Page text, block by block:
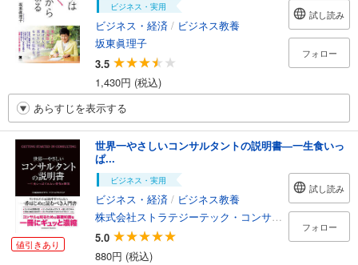
ビジネス・実用
ビジネス・経済 / ビジネス教養
坂東眞理子
3.5
1,430円 (税込)
試し読み
フォロー
あらすじを表示する
値引きあり
世界一やさしいコンサルタントの説明書―一生食いっ
ぱ...
ビジネス・実用
ビジネス・経済 / ビジネス教養
株式会社ストラテジーテック・コンサルティング
5.0
880円 (税込)
試し読み
フォロー